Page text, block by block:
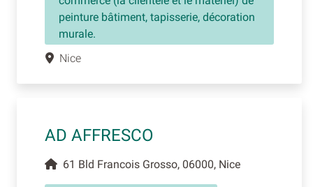
peinture bâtiment, tapisserie, décoration
murale.
Nice
AD AFFRESCO
61 Bld Francois Grosso, 06000, Nice